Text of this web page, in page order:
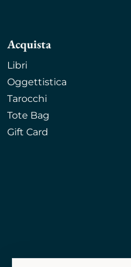
Acquista
Libri
Oggettistica
Tarocchi
Tote Bag
Gift Card